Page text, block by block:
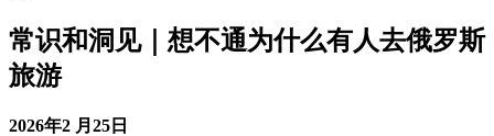
常识和洞见｜想不通为什么有人去俄罗斯
旅游
2026年2 月25日